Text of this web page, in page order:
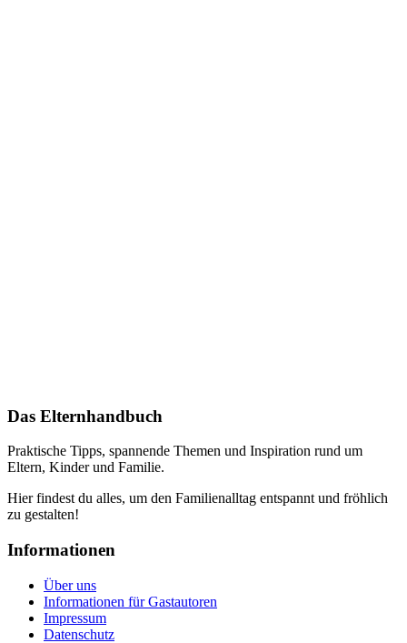
Das Elternhandbuch
Praktische Tipps, spannende Themen und Inspiration rund um
Eltern, Kinder und Familie.
Hier findest du alles, um den Familienalltag entspannt und fröhlich
zu gestalten!
Informationen
Über uns
Informationen für Gastautoren
Impressum
Datenschutz